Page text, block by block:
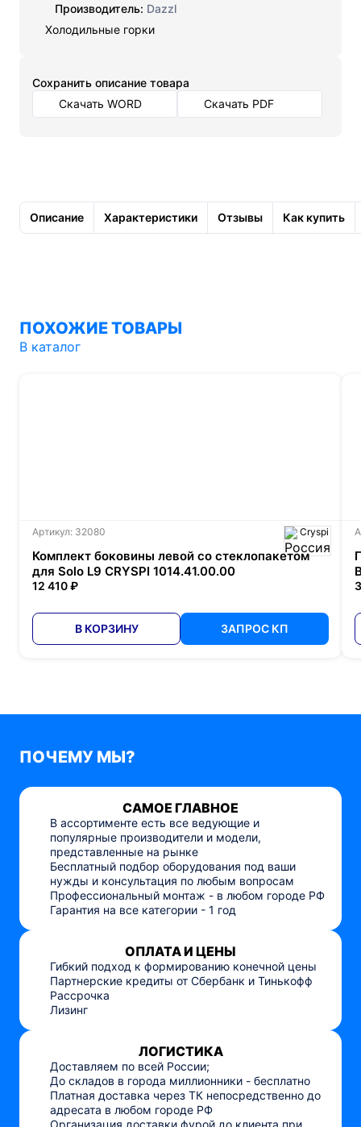
Производитель: Dazzl
Холодильные горки
Cохранить описание товара
Скачать WORD
Скачать PDF
Описание Характеристики Отзывы Как купить
ПОХОЖИЕ ТОВАРЫ
В каталог
Артикул: 32080 Cryspi
Комплект боковины левой со стеклопакетом
для Solo L9 CRYSPI 1014.41.00.00
12 410 ₽
В КОРЗИНУ ЗАПРОС КП
ПОЧЕМУ МЫ?
САМОЕ ГЛАВНОЕ
В ассортименте есть все ведующие и
популярные производители и модели,
представленные на рынке
Бесплатный подбор оборудования под ваши
нужды и консультация по любым вопросам
Профессиональный монтаж - в любом городе РФ
Гарантия на все категории - 1 год
ОПЛАТА И ЦЕНЫ
Гибкий подход к формированию конечной цены
Партнерские кредиты от Сбербанк и Тинькофф
Рассрочка
Лизинг
ЛОГИСТИКА
Доставляем по всей России;
До складов в города миллионники - бесплатно
Платная доставка через ТК непосредственно до
адресата в любом городе РФ
Организация доставки фурой до клиента при